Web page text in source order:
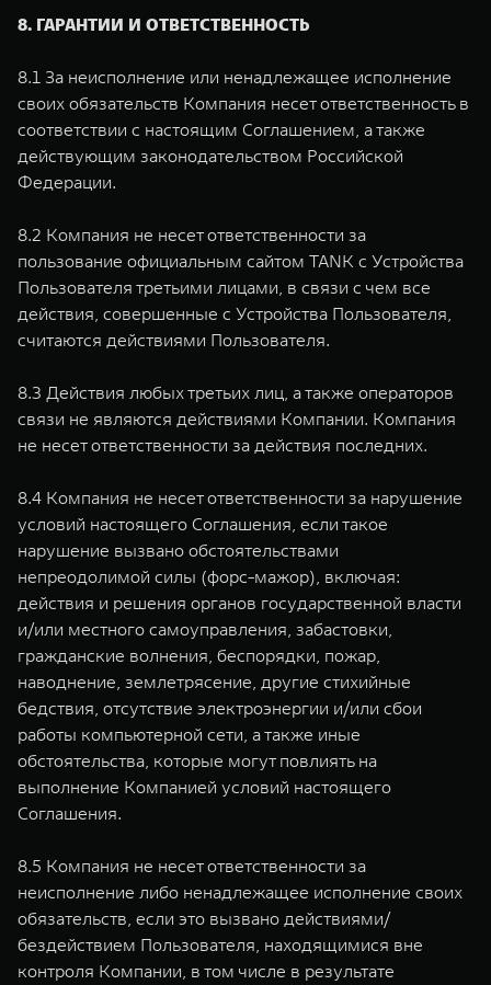
8. ГАРАНТИИ И ОТВЕТСТВЕННОСТЬ
8.1 За неисполнение или ненадлежащее исполнение
своих обязательств Компания несет ответственность в
соответствии с настоящим Соглашением, а также
действующим законодательством Российской
Федерации.
8.2 Компания не несет ответственности за
пользование официальным сайтом TANK с Устройства
Пользователя третьими лицами, в связи с чем все
действия, совершенные с Устройства Пользователя,
считаются действиями Пользователя.
8.3 Действия любых третьих лиц, а также операторов
связи не являются действиями Компании. Компания
не несет ответственности за действия последних.
8.4 Компания не несет ответственности за нарушение
условий настоящего Соглашения, если такое
нарушение вызвано обстоятельствами
непреодолимой силы (форс-мажор), включая:
действия и решения органов государственной власти
и/или местного самоуправления, забастовки,
гражданские волнения, беспорядки, пожар,
наводнение, землетрясение, другие стихийные
бедствия, отсутствие электроэнергии и/или сбои
работы компьютерной сети, а также иные
обстоятельства, которые могут повлиять на
выполнение Компанией условий настоящего
Соглашения.
8.5 Компания не несет ответственности за
неисполнение либо ненадлежащее исполнение своих
обязательств, если это вызвано действиями/
бездействием Пользователя, находящимися вне
контроля Компании, в том числе в результате